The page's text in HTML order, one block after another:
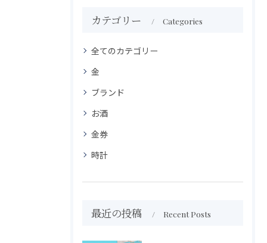
カテゴリー Categories
全てのカテゴリー
金
ブランド
お酒
金券
時計
最近の投稿 Recent Posts